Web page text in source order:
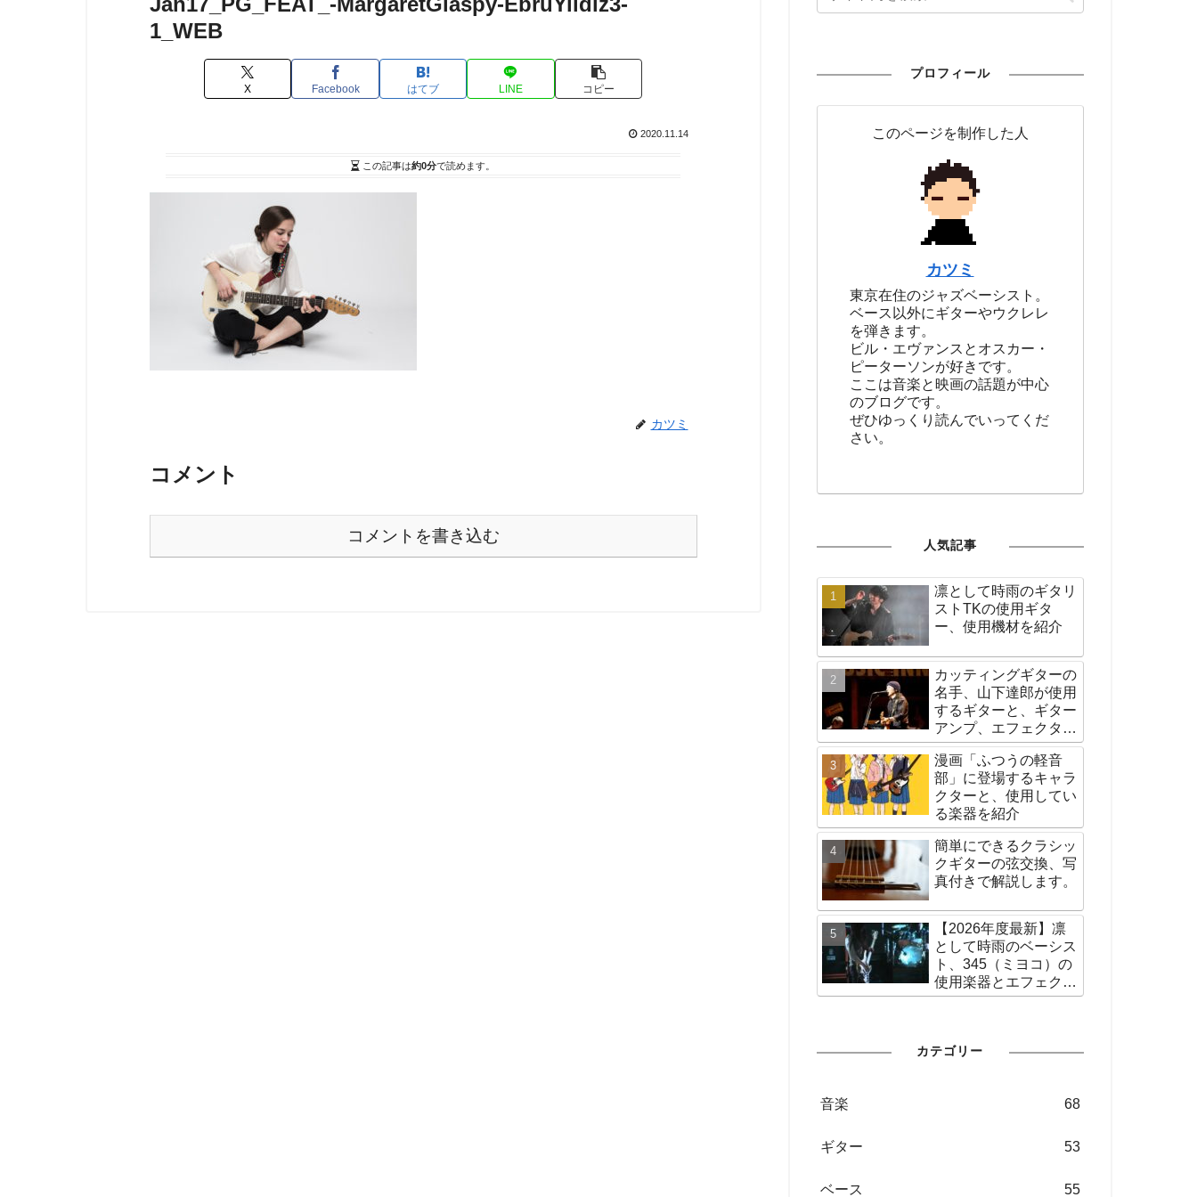
1_WEB
X Facebook はてブ LINE コピー
2020.11.14
この記事は約0分で読めます。
カツミ
コメント
コメントを書き込む
プロフィール
このページを制作した人
カツミ
東京在住のジャズベーシスト。
ベース以外にギターやウクレレ
を弾きます。
ビル・エヴァンスとオスカー・
ピーターソンが好きです。
ここは音楽と映画の話題が中心
のブログです。
ぜひゆっくり読んでいってくだ
さい。
人気記事
凛として時雨のギタリ
ストTKの使用ギタ
ー、使用機材を紹介
カッティングギターの
名手、山下達郎が使用
するギターと、ギター
アンプ、エフェクター
など機材の紹介
漫画「ふつうの軽音
部」に登場するキャラ
クターと、使用してい
る楽器を紹介
簡単にできるクラシッ
クギターの弦交換、写
真付きで解説します。
【2026年度最新】凛
として時雨のベーシス
ト、345（ミヨコ）の
使用楽器とエフェクタ
ー、アンプなどの使用
カテゴリー
音楽 68
ギター 53
ベース 55